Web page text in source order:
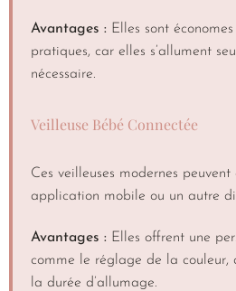
Avantages : Elles sont
pratiques, car elles s’allument
nécessaire.
Veilleuse Bébé Connectée
Ces veilleuses modernes
application mobile ou un autre
Avantages : Elles offrent une
comme le réglage de la couleur,
la durée d’allumage.